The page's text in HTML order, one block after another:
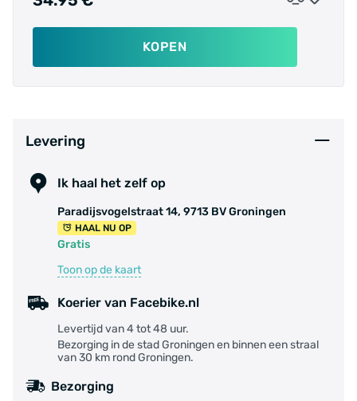
KOPEN
Levering
Ik haal het zelf op
Paradijsvogelstraat 14, 9713 BV Groningen
HAAL NU OP
Gratis
Toon op de kaart
Koerier van Facebike.nl
Levertijd van 4 tot 48 uur.
Bezorging in de stad Groningen en binnen een straal
van 30 km rond Groningen.
Bezorging